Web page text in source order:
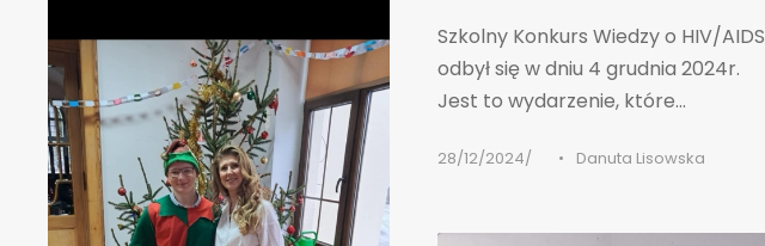
Szkolny Konkurs Wiedzy o HIV/AIDS
odbył się w dniu 4 grudnia 2024r.
Jest to wydarzenie, które...
28/12/2024 • Danuta Lisowska